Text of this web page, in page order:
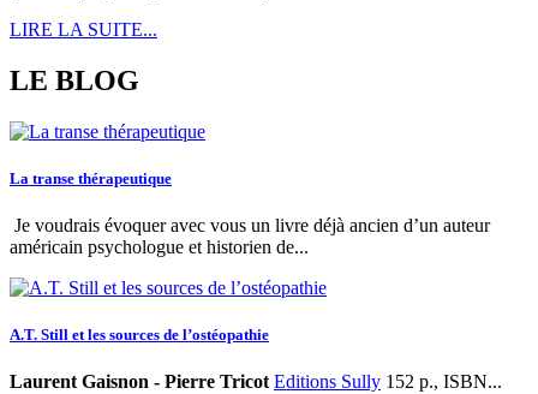
LIRE LA SUITE...
LE BLOG
La transe thérapeutique
Je voudrais évoquer avec vous un livre déjà ancien d’un auteur
américain psychologue et historien de...
A.T. Still et les sources de l’ostéopathie
Laurent Gaisnon - Pierre Tricot Editions Sully 152 p., ISBN...